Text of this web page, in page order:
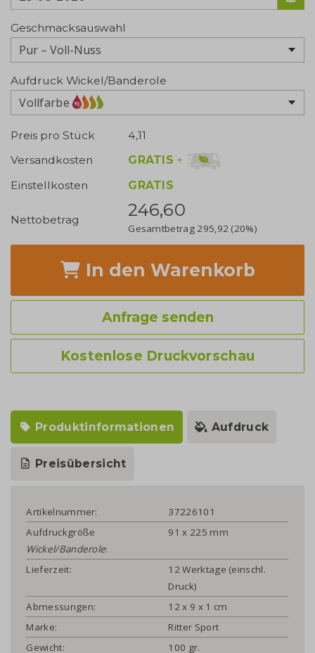
Geschmacksauswahl
Aufdruck Wickel/Banderole
Vollfarbe
Preis pro Stück
4,11
Versandkosten
GRATIS +
Einstellkosten
GRATIS
Nettobetrag 246,60
Gesamtbetrag 295,92 (20%)
In den Warenkorb
Anfrage senden
Kostenlose Druckvorschau
Produktinformationen Aufdruck
Preisübersicht
Artikelnummer:
37226101
Aufdruckgröße
Wickel/Banderole:
91 x 225 mm
Lieferzeit:
12 Werktage (einschl.
Druck)
Abmessungen:
12 x 9 x 1 cm
Marke:
Ritter Sport
Gewicht:
100 gr.